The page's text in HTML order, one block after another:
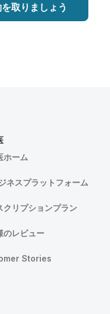
取りましょう
ホーム
ネスプラットフォーム
クリプションプラン
のレビュー
Stories